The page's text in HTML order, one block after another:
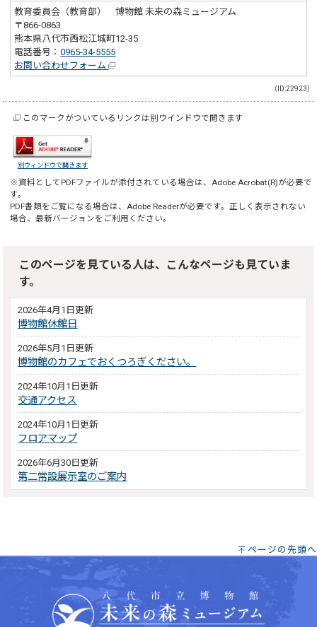
教育委員会（教育部） 博物館 未来の森ミュージアム
〒866-0863
熊本県八代市西松江城町12-35
電話番号：0965-34-5555
お問い合わせフォーム
（ID:22923）
このマークがついているリンクは別ウインドウで開きます
別ウィンドウで開きます
※資料としてPDFファイルが添付されている場合は、 Adobe Acrobat(R)が必要で
す。
PDF書類をご覧になる場合は、 Adobe Readerが必要です。正しく表示されない
場合、最新バージョンをご利用ください。
このページを見ている人は、こんなページも見ていま
す。
2026年4月1日更新
博物館休館日
2026年5月1日更新
博物館のカフェでおくつろぎください。
2024年10月1日更新
交通アクセス
2024年10月1日更新
フロアマップ
2026年6月30日更新
第二常設展示室のご案内
ページの先頭へ